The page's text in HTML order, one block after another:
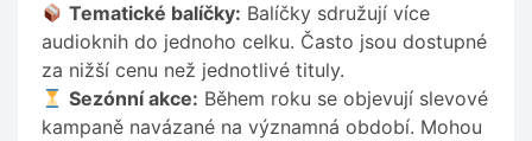
Tematické balíčky: Balíčky sdružují více
audioknih do jednoho celku. Často jsou dostupné
za nižší cenu než jednotlivé tituly.
Sezónní akce: Během roku se objevují slevové
kampaně navázané na významná období. Mohou